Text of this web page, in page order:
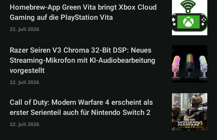
Homebrew-App Green Vita bringt Xbox Cloud
Gaming auf die PlayStation Vita
22. Juli 2026
Razer Seiren V3 Chroma 32-Bit DSP: Neues
Streaming-Mikrofon mit KI-Audiobearbeitung
vorgestellt
22. Juli 2026
Call of Duty: Modern Warfare 4 erscheint als
erster Serienteil auch für Nintendo Switch 2
22. Juli 2026